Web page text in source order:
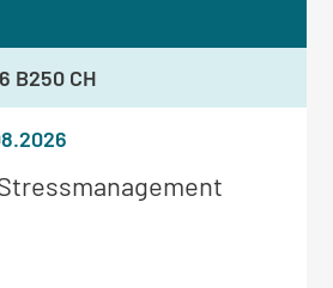
B250 CH